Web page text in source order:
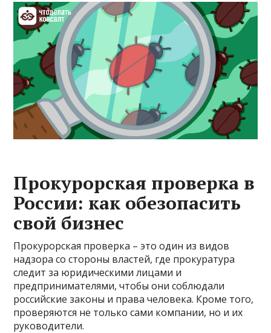
Прокурорская проверка в
России: как обезопасить
свой бизнес
Прокурорская проверка – это один из видов
надзора со стороны властей, где прокуратура
следит за юридическими лицами и
предпринимателями, чтобы они соблюдали
российские законы и права человека. Кроме того,
проверяются не только сами компании, но и их
руководители.